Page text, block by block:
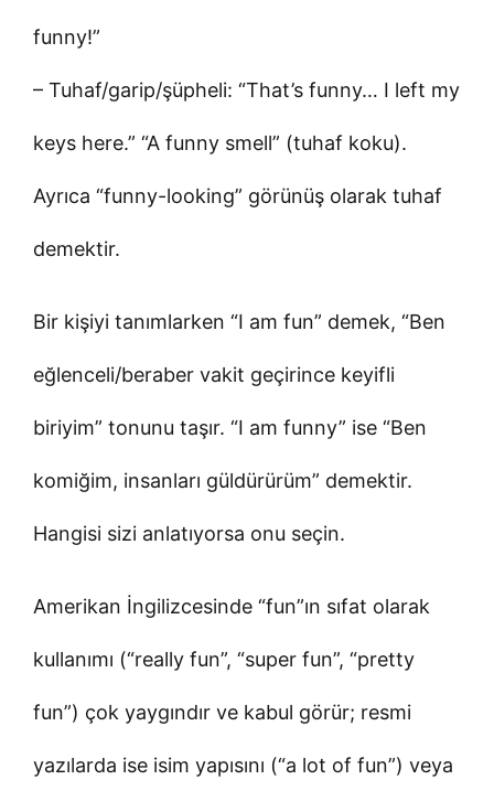
funny!”
– Tuhaf/garip/şüpheli: “That’s funny… I left my
keys here.” “A funny smell” (tuhaf koku).
Ayrıca “funny-looking” görünüş olarak tuhaf
demektir.
Bir kişiyi tanımlarken “I am fun” demek, “Ben
eğlenceli/beraber vakit geçirince keyifli
biriyim” tonunu taşır. “I am funny” ise “Ben
komiğim, insanları güldürürüm” demektir.
Hangisi sizi anlatıyorsa onu seçin.
Amerikan İngilizcesinde “fun”ın sıfat olarak
kullanımı (“really fun”, “super fun”, “pretty
fun”) çok yaygındır ve kabul görür; resmi
yazılarda ise isim yapısını (“a lot of fun”) veya